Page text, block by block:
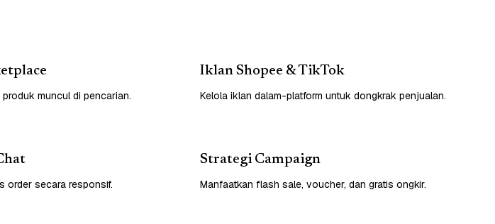
muncul di pencarian.
Iklan Shopee & TikTok
Kelola iklan dalam-platform untuk dongkrak penjualan.
order secara responsif.
Strategi Campaign
Manfaatkan flash sale, voucher, dan gratis ongkir.